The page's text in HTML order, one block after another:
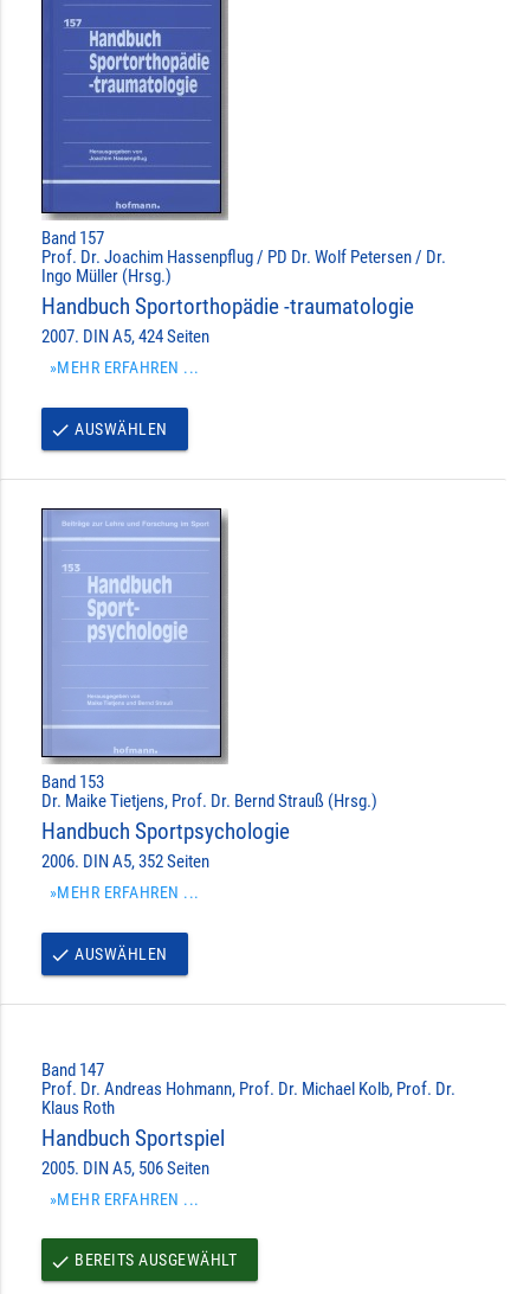
Band 157
Prof. Dr. Joachim Hassenpflug / PD Dr. Wolf Petersen / Dr.
Ingo Müller (Hrsg.)
Handbuch Sportorthopädie -traumatologie
2007. DIN A5, 424 Seiten
»MEHR ERFAHREN ...
done AUSWÄHLEN
Band 153
Dr. Maike Tietjens, Prof. Dr. Bernd Strauß (Hrsg.)
Handbuch Sportpsychologie
2006. DIN A5, 352 Seiten
»MEHR ERFAHREN ...
done AUSWÄHLEN
Band 147
Prof. Dr. Andreas Hohmann, Prof. Dr. Michael Kolb, Prof. Dr.
Klaus Roth
Handbuch Sportspiel
2005. DIN A5, 506 Seiten
»MEHR ERFAHREN ...
done BEREITS AUSGEWÄHLT